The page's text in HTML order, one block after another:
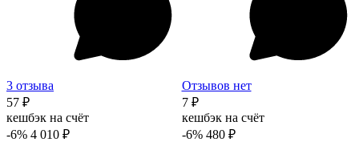
3 отзыва
57 ₽
кешбэк на счёт
-6% 4 010 ₽
Отзывов нет
7 ₽
кешбэк на счёт
-6% 480 ₽